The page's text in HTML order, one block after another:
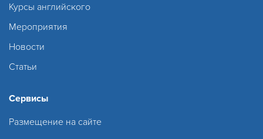
Курсы английского
Мероприятия
Новости
Статьи
Сервисы
Размещение на сайте